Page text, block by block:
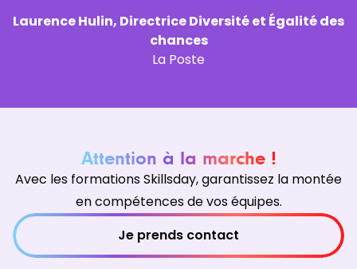
Laurence Hulin, Directrice Diversité et Égalité des
chances
La Poste
Attention à la marche !
Avec les formations Skillsday, garantissez la montée
en compétences de vos équipes.
Je prends contact